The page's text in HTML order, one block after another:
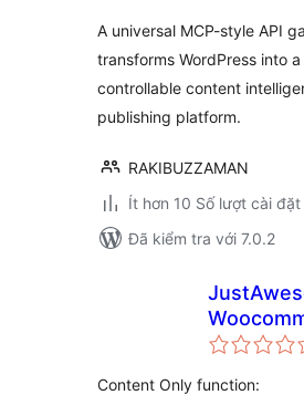
A universal MCP-style API
transforms WordPress into
controllable content
publishing platform.
RAKIBUZZAMAN
Ít hơn 10 Số lượt cài đặt
Đã kiểm tra với 7.0.2
Content Only function: